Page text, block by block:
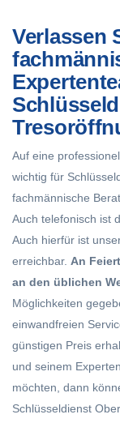
Verlassen
Auf eine
wichtig für
fachmännische
Auch telefonisch ist
Auch hierfür ist
erreichbar. An
an den üblichen
Möglichkeiten
einwandfreien
günstigen Preis
und seinem
möchten, dann
Schlüsseldienst